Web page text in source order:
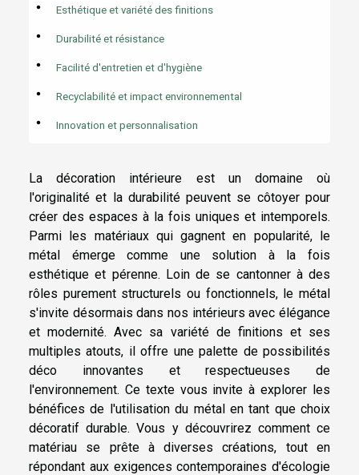
Esthétique et variété des finitions
Durabilité et résistance
Facilité d'entretien et d'hygiène
Recyclabilité et impact environnemental
Innovation et personnalisation
La décoration intérieure est un domaine où
l'originalité et la durabilité peuvent se côtoyer pour
créer des espaces à la fois uniques et intemporels.
Parmi les matériaux qui gagnent en popularité, le
métal émerge comme une solution à la fois
esthétique et pérenne. Loin de se cantonner à des
rôles purement structurels ou fonctionnels, le métal
s'invite désormais dans nos intérieurs avec élégance
et modernité. Avec sa variété de finitions et ses
multiples atouts, il offre une palette de possibilités
déco innovantes et respectueuses de
l'environnement. Ce texte vous invite à explorer les
bénéfices de l'utilisation du métal en tant que choix
décoratif durable. Vous y découvrirez comment ce
matériau se prête à diverses créations, tout en
répondant aux exigences contemporaines d'écologie